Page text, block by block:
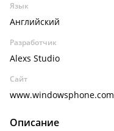
Язык
Английский
Разработчик
Alexs Studio
Сайт
www.windowsphone.com
Описание